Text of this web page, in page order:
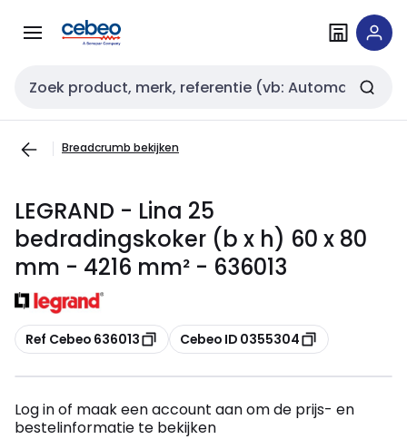
naar
naar
Zoekveld invoer
Breadcrumb bekijken
LEGRAND - Lina 25
bedradingskoker (b x h) 60 x 80
mm - 4216 mm² - 636013
Kopiëren
Ref Cebeo 636013 Kopiëren
Cebeo ID 0355304
Log in of maak een account aan om de prijs- en
bestelinformatie te bekijken